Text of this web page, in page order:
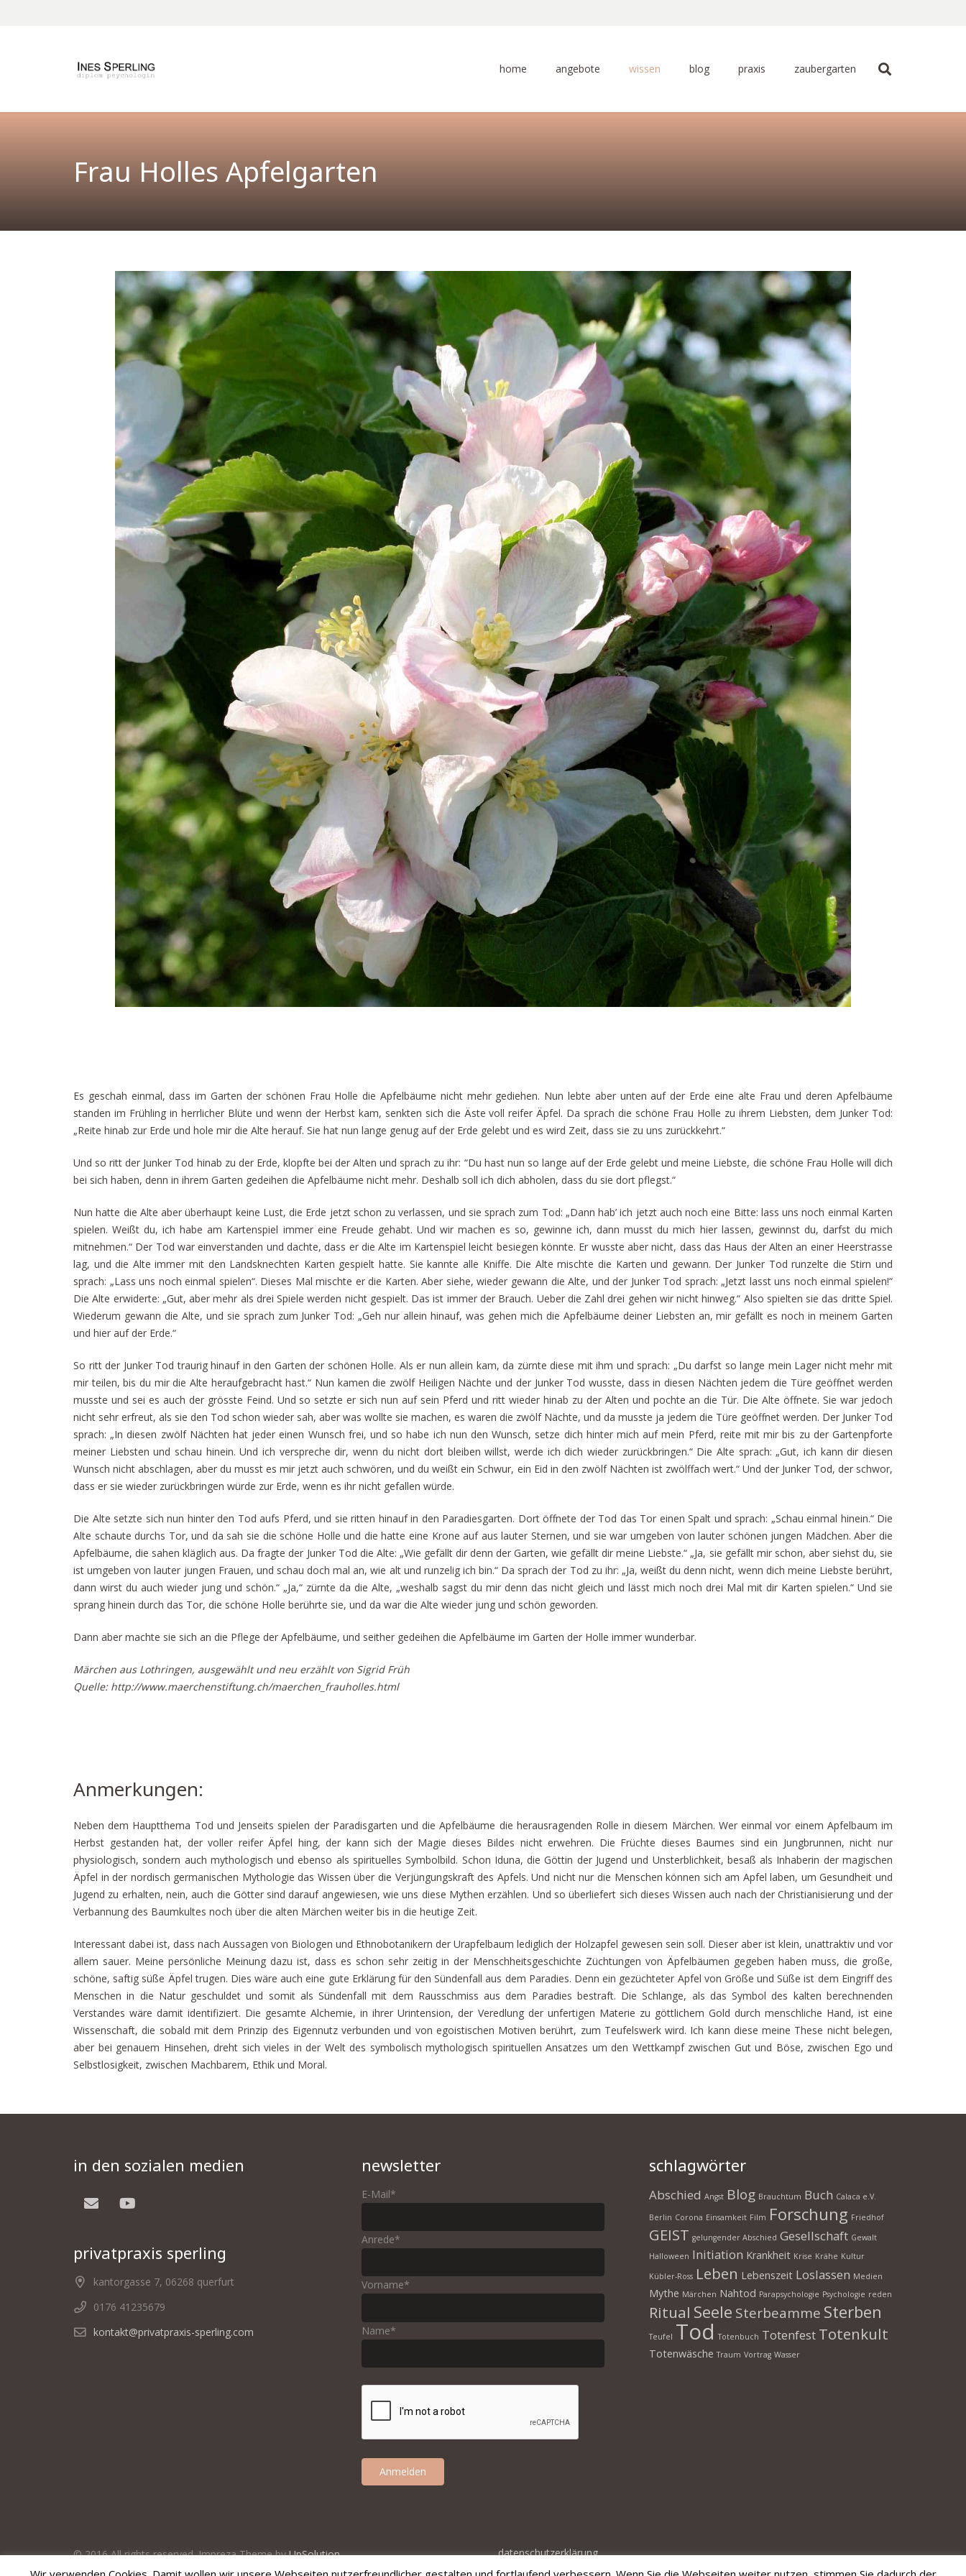
home angebote wissen blog praxis zaubergarten
Frau Holles Apfelgarten
Es geschah einmal, dass im Garten der schönen Frau Holle die Apfelbäume nicht mehr gediehen. Nun lebte aber unten auf der Erde eine alte Frau und deren Apfelbäume
standen im Frühling in herrlicher Blüte und wenn der Herbst kam, senkten sich die Äste voll reifer Äpfel. Da sprach die schöne Frau Holle zu ihrem Liebsten, dem Junker Tod:
„Reite hinab zur Erde und hole mir die Alte herauf. Sie hat nun lange genug auf der Erde gelebt und es wird Zeit, dass sie zu uns zurückkehrt.“
Und so ritt der Junker Tod hinab zu der Erde, klopfte bei der Alten und sprach zu ihr: “Du hast nun so lange auf der Erde gelebt und meine Liebste, die schöne Frau Holle will dich
bei sich haben, denn in ihrem Garten gedeihen die Apfelbäume nicht mehr. Deshalb soll ich dich abholen, dass du sie dort pflegst.“
Nun hatte die Alte aber überhaupt keine Lust, die Erde jetzt schon zu verlassen, und sie sprach zum Tod: „Dann hab’ ich jetzt auch noch eine Bitte: lass uns noch einmal Karten
spielen. Weißt du, ich habe am Kartenspiel immer eine Freude gehabt. Und wir machen es so, gewinne ich, dann musst du mich hier lassen, gewinnst du, darfst du mich
mitnehmen.“ Der Tod war einverstanden und dachte, dass er die Alte im Kartenspiel leicht besiegen könnte. Er wusste aber nicht, dass das Haus der Alten an einer Heerstrasse
lag, und die Alte immer mit den Landsknechten Karten gespielt hatte. Sie kannte alle Kniffe. Die Alte mischte die Karten und gewann. Der Junker Tod runzelte die Stirn und
sprach: „Lass uns noch einmal spielen“. Dieses Mal mischte er die Karten. Aber siehe, wieder gewann die Alte, und der Junker Tod sprach: „Jetzt lasst uns noch einmal spielen!“
Die Alte erwiderte: „Gut, aber mehr als drei Spiele werden nicht gespielt. Das ist immer der Brauch. Ueber die Zahl drei gehen wir nicht hinweg.“ Also spielten sie das dritte Spiel.
Wiederum gewann die Alte, und sie sprach zum Junker Tod: „Geh nur allein hinauf, was gehen mich die Apfelbäume deiner Liebsten an, mir gefällt es noch in meinem Garten
und hier auf der Erde.“
So ritt der Junker Tod traurig hinauf in den Garten der schönen Holle. Als er nun allein kam, da zürnte diese mit ihm und sprach: „Du darfst so lange mein Lager nicht mehr mit
mir teilen, bis du mir die Alte heraufgebracht hast.“ Nun kamen die zwölf Heiligen Nächte und der Junker Tod wusste, dass in diesen Nächten jedem die Türe geöffnet werden
musste und sei es auch der grösste Feind. Und so setzte er sich nun auf sein Pferd und ritt wieder hinab zu der Alten und pochte an die Tür. Die Alte öffnete. Sie war jedoch
nicht sehr erfreut, als sie den Tod schon wieder sah, aber was wollte sie machen, es waren die zwölf Nächte, und da musste ja jedem die Türe geöffnet werden. Der Junker Tod
sprach: „In diesen zwölf Nächten hat jeder einen Wunsch frei, und so habe ich nun den Wunsch, setze dich hinter mich auf mein Pferd, reite mit mir bis zu der Gartenpforte
meiner Liebsten und schau hinein. Und ich verspreche dir, wenn du nicht dort bleiben willst, werde ich dich wieder zurückbringen.“ Die Alte sprach: „Gut, ich kann dir diesen
Wunsch nicht abschlagen, aber du musst es mir jetzt auch schwören, und du weißt ein Schwur, ein Eid in den zwölf Nächten ist zwölffach wert.“ Und der Junker Tod, der schwor,
dass er sie wieder zurückbringen würde zur Erde, wenn es ihr nicht gefallen würde.
Die Alte setzte sich nun hinter den Tod aufs Pferd, und sie ritten hinauf in den Paradiesgarten. Dort öffnete der Tod das Tor einen Spalt und sprach: „Schau einmal hinein.“ Die
Alte schaute durchs Tor, und da sah sie die schöne Holle und die hatte eine Krone auf aus lauter Sternen, und sie war umgeben von lauter schönen jungen Mädchen. Aber die
Apfelbäume, die sahen kläglich aus. Da fragte der Junker Tod die Alte: „Wie gefällt dir denn der Garten, wie gefällt dir meine Liebste.“ „Ja, sie gefällt mir schon, aber siehst du, sie
ist umgeben von lauter jungen Frauen, und schau doch mal an, wie alt und runzelig ich bin.“ Da sprach der Tod zu ihr: „Ja, weißt du denn nicht, wenn dich meine Liebste berührt,
dann wirst du auch wieder jung und schön.“ „Ja,“ zürnte da die Alte, „weshalb sagst du mir denn das nicht gleich und lässt mich noch drei Mal mit dir Karten spielen.“ Und sie
sprang hinein durch das Tor, die schöne Holle berührte sie, und da war die Alte wieder jung und schön geworden.
Dann aber machte sie sich an die Pflege der Apfelbäume, und seither gedeihen die Apfelbäume im Garten der Holle immer wunderbar.
Märchen aus Lothringen, ausgewählt und neu erzählt von Sigrid Früh
Quelle: http://www.maerchenstiftung.ch/maerchen_frauholles.html
Anmerkungen:
Neben dem Hauptthema Tod und Jenseits spielen der Paradisgarten und die Apfelbäume die herausragenden Rolle in diesem Märchen. Wer einmal vor einem Apfelbaum im
Herbst gestanden hat, der voller reifer Äpfel hing, der kann sich der Magie dieses Bildes nicht erwehren. Die Früchte dieses Baumes sind ein Jungbrunnen, nicht nur
physiologisch, sondern auch mythologisch und ebenso als spirituelles Symbolbild. Schon Iduna, die Göttin der Jugend und Unsterblichkeit, besaß als Inhaberin der magischen
Äpfel in der nordisch germanischen Mythologie das Wissen über die Verjüngungskraft des Apfels. Und nicht nur die Menschen können sich am Apfel laben, um Gesundheit und
Jugend zu erhalten, nein, auch die Götter sind darauf angewiesen, wie uns diese Mythen erzählen. Und so überliefert sich dieses Wissen auch nach der Christianisierung und der
Verbannung des Baumkultes noch über die alten Märchen weiter bis in die heutige Zeit.
Interessant dabei ist, dass nach Aussagen von Biologen und Ethnobotanikern der Urapfelbaum lediglich der Holzapfel gewesen sein soll. Dieser aber ist klein, unattraktiv und vor
allem sauer. Meine persönliche Meinung dazu ist, dass es schon sehr zeitig in der Menschheitsgeschichte Züchtungen von Äpfelbäumen gegeben haben muss, die große,
schöne, saftig süße Äpfel trugen. Dies wäre auch eine gute Erklärung für den Sündenfall aus dem Paradies. Denn ein gezüchteter Apfel von Größe und Süße ist dem Eingriff des
Menschen in die Natur geschuldet und somit als Sündenfall mit dem Rausschmiss aus dem Paradies bestraft. Die Schlange, als das Symbol des kalten berechnenden
Verstandes wäre damit identifiziert. Die gesamte Alchemie, in ihrer Urintension, der Veredlung der unfertigen Materie zu göttlichem Gold durch menschliche Hand, ist eine
Wissenschaft, die sobald mit dem Prinzip des Eigennutz verbunden und von egoistischen Motiven berührt, zum Teufelswerk wird. Ich kann diese meine These nicht belegen,
aber bei genauem Hinsehen, dreht sich vieles in der Welt des symbolisch mythologisch spirituellen Ansatzes um den Wettkampf zwischen Gut und Böse, zwischen Ego und
Selbstlosigkeit, zwischen Machbarem, Ethik und Moral.
in den sozialen medien
privatpraxis sperling
kantorgasse 7, 06268 querfurt
0176 41235679
kontakt@privatpraxis-sperling.com
newsletter
E-Mail*
Anrede*
Vorname*
Name*
Anmelden
schlagwörter
Abschied Angst Blog Brauchtum Buch Calaca e.V.
Berlin Corona Einsamkeit Film Forschung Friedhof
GEIST gelungender Abschied Gesellschaft Gewalt
Halloween Initiation Krankheit Krise Krähe Kultur
Kübler-Ross Leben Lebenszeit Loslassen Medien
Mythe Märchen Nahtod Parapsychologie Psychologie reden
Ritual Seele Sterbeamme Sterben
Teufel Tod Totenbuch Totenfest Totenkult
Totenwäsche Traum Vortrag Wasser
© 2016 All rights reserved. Impreza Theme byUpSolution
datenschutzerklärung
impressum